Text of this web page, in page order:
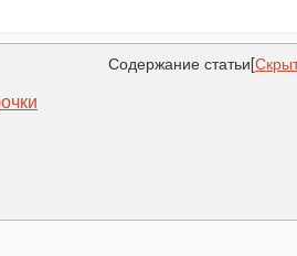
Содержание статьи[